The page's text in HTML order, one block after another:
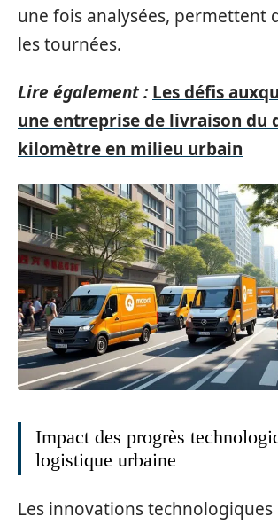
une fois analysées, permettent
les tournées.
Lire également : Les défis
une entreprise de livraison du
kilomètre en milieu urbain
Impact des progrès
logistique urbaine
Les innovations technologiques